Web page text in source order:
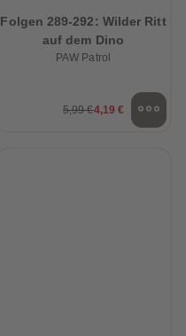
Folgen 289-292: Wilder Ritt
auf dem Dino
PAW Patrol
5,99 €4,19 €